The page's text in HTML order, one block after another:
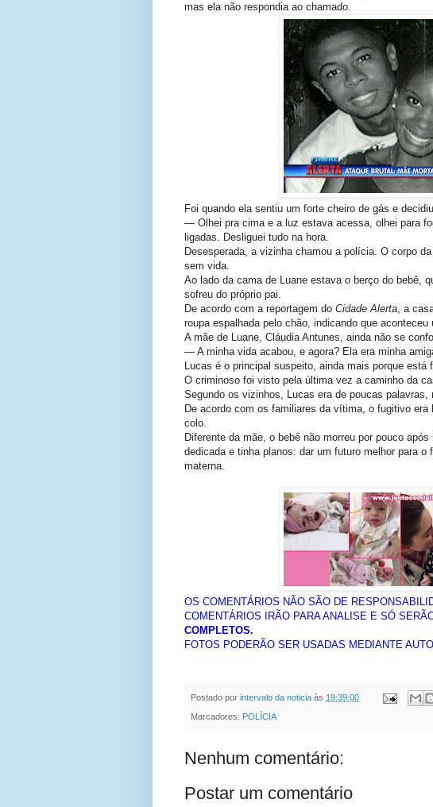
mas ela não respondia ao chamado.
Foi quando ela sentiu um forte cheiro de gás e
— Olhei pra cima e a luz estava acessa, olhei para
ligadas. Desliguei tudo na hora.
Desesperada, a vizinha chamou a polícia. O corpo
sem vida.
Ao lado da cama de Luane estava o berço do bebê,
sofreu do próprio pai.
De acordo com a reportagem do Cidade Alerta, a
roupa espalhada pelo chão, indicando que
A mãe de Luane, Cláudia Antunes, ainda não se
— A minha vida acabou, e agora? Ela era minha
Lucas é o principal suspeito, ainda mais porque está
O criminoso foi visto pela última vez a caminho da
Segundo os vizinhos, Lucas era de poucas
De acordo com os familiares da vítima, o fugitivo
colo.
Diferente da mãe, o bebê não morreu por pouco
dedicada e tinha planos: dar um futuro melhor para
materna.
OS COMENTÁRIOS NÃO SÃO DE
COMENTÁRIOS IRÃO PARA ANALISE E SÓ
COMPLETOS.
FOTOS PODERÃO SER USADAS MEDIANTE
Postado por intervalo da noticia às 19:39:00
Marcadores: POLÍCIA
Nenhum comentário:
Postar um comentário